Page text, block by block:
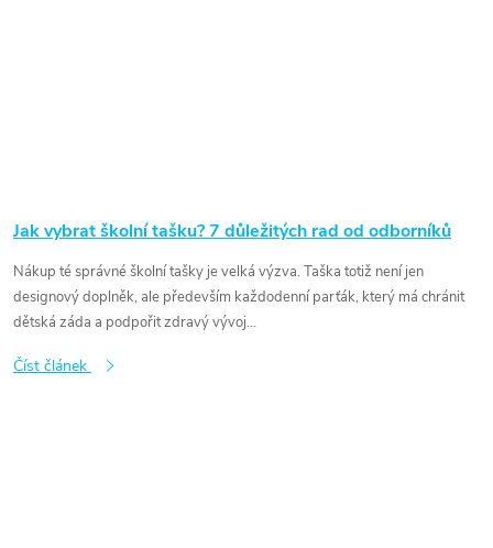
Jak vybrat školní tašku? 7 důležitých rad od odborníků
Nákup té správné školní tašky je velká výzva. Taška totiž není jen
designový doplněk, ale především každodenní parťák, který má chránit
dětská záda a podpořit zdravý vývoj...
Číst článek